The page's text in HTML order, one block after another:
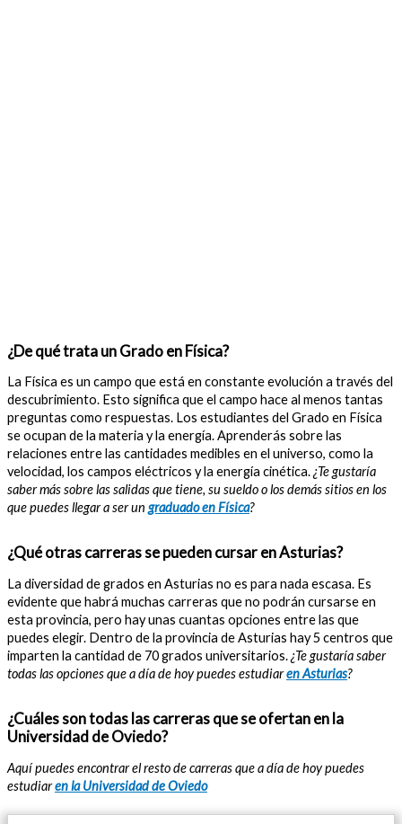
¿De qué trata un Grado en Física?
La Física es un campo que está en constante evolución a través del
descubrimiento. Esto significa que el campo hace al menos tantas
preguntas como respuestas. Los estudiantes del Grado en Física
se ocupan de la materia y la energía. Aprenderás sobre las
relaciones entre las cantidades medibles en el universo, como la
velocidad, los campos eléctricos y la energía cinética.¿Te gustaría
saber más sobre las salidas que tiene, su sueldo o los demás sitios en los
que puedes llegar a ser un graduado en Física?
¿Qué otras carreras se pueden cursar en Asturias?
La diversidad de grados en Asturias no es para nada escasa. Es
evidente que habrá muchas carreras que no podrán cursarse en
esta provincia, pero hay unas cuantas opciones entre las que
puedes elegir. Dentro de la provincia de Asturias hay 5 centros que
imparten la cantidad de 70 grados universitarios.¿Te gustaría saber
todas las opciones que a día de hoy puedes estudiaren Asturias?
¿Cuáles son todas las carreras que se ofertan en la
Universidad de Oviedo?
Aquí puedes encontrar el resto de carreras que a día de hoy puedes
estudiaren la Universidad de Oviedo